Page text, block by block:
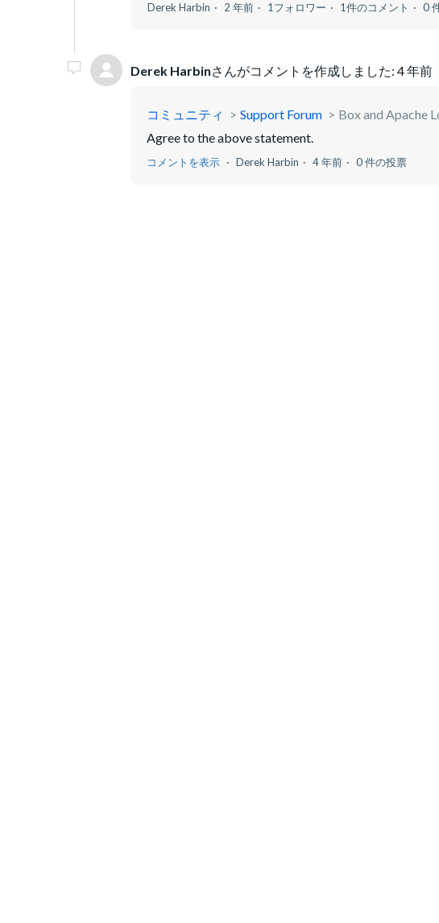
Derek Harbin 2 年前 1フォロワー 1件のコメント 0
Derek Harbinさんがコメントを作成しました: 4 年前
コミュニティ Support Forum
Box and Apache
Agree to the above statement.
コメントを表示 Derek Harbin 4 年前 0 件の投票